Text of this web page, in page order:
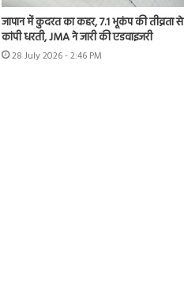
जापान में कुदरत का कहर, 7.1 भूकंप की तीव्रता से
कांपी धरती, JMA ने जारी की एडवाइजरी
28 July 2026 - 2:46 PM